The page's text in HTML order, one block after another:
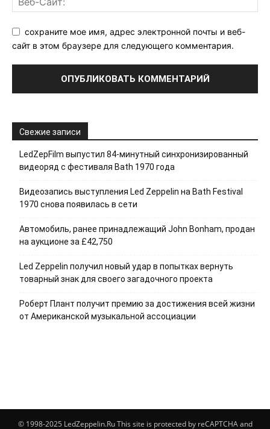
сохраните мое имя, адрес электронной почты и веб-
сайт в этом браузере для следующего комментария.
Свежие записи
LedZepFilm выпустил 84-минутный синхронизированный
видеоряд с фестиваля Bath 1970 года
Видеозапись выступления Led Zeppelin на Bath Festival
1970 снова появилась в сети
Автомобиль, ранее принадлежащий John Bonham, продан
на аукционе за £42,750
Led Zeppelin получил новый удар в попытках вернуть
товарный знак для своего загадочного проекта
Роберт Плант получит премию за достижения всей жизни
от Американской музыкальной ассоциации
© 1998-2025 LedZeppelin.Ru This site is protected by reCAPTCHA and